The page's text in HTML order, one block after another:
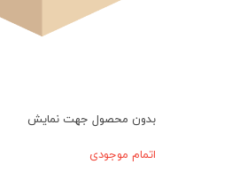
بدون محصول جهت نمایش
اتمام موجودی